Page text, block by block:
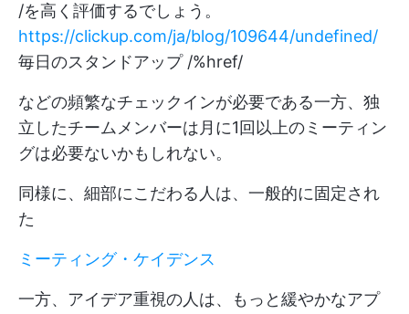
/を高く評価するでしょう。
https://clickup.com/ja/blog/109644/undefined/
毎日のスタンドアップ /%href/
などの頻繁なチェックインが必要である一方、独
立したチームメンバーは月に1回以上のミーティン
グは必要ないかもしれない。
同様に、細部にこだわる人は、一般的に固定され
た
ミーティング・ケイデンス
一方、アイデア重視の人は、もっと緩やかなアプ